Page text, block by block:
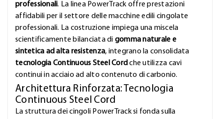
professionali. La linea PowerTrack offre prestazioni
affidabili per il settore delle macchine edili cingolate
professionali. La costruzione impiega una miscela
scientificamente bilanciata di gomma naturale e
sintetica ad alta resistenza, integrano la consolidata
tecnologia Continuous Steel Cord che utilizza cavi
continui in acciaio ad alto contenuto di carbonio.
Architettura Rinforzata: Tecnologia
Continuous Steel Cord
La struttura dei cingoli PowerTrack si fonda sulla